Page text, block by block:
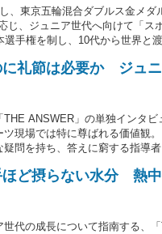
、東京五輪混合ダブルス金メダ
じ、ジュニア世代へ向けて「ス
手権を制し、10代から世界と
礼節は必要か ジュ
ANSWER」の単独インタ
現場では特に尊ばれる価値観
問を持ち、答えに窮する指導
教育についての想いを語った
ど摂らない水分 熱
代の成長について指南する、